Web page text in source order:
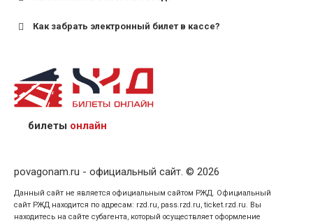
Как забрать электронный билет в кассе?
назвав кассиру 14-значный номер заказа;
предъявив удостоверение личности пассажира, на
кого оформлен билет.
билеты онлайн
povagonam.ru - официальный сайт. © 2026
Данный сайт не является официальным сайтом РЖД. Официальный
сайт РЖД находится по адресам: rzd.ru, pass.rzd.ru, ticket.rzd.ru. Вы
находитесь на сайте субагента, который осуществляет оформление